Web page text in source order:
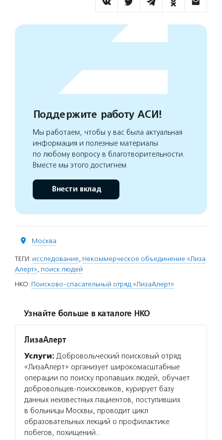
Поддержите работу АСИ!
Мы работаем, чтобы у вас была актуальная
информация и полезные материалы
по любому вопросу в благотворительности.
Вместе мы этого достигнем
Внести вклад
Москва
ТЕГИ: исследование, Некоммерческое объединение «Лиза
Алерт», поиск людей
НКО: Поисково-спасательный отряд «ЛизаАлерт»
Узнайте больше в каталоге НКО
ЛизаАлерт
Услуги: Добровольческий поисковый отряд
«ЛизаАлерт» организует широкомасштабные
операции по поиску пропавших людей, обучает
добровольцев-поисковиков, курирует базу
данных неизвестных пациентов, поступивших
в больницы Москвы, проводит цикл
образовательных лекций о профилактике
побегов, похищений…